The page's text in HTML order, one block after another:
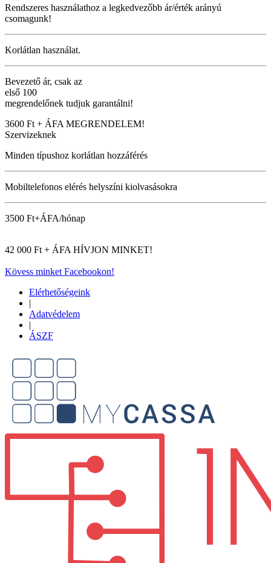
Rendszeres használathoz a legkedvezőbb ár/érték arányú
csomagunk!
Korlátlan használat.
Bevezető ár, csak az
első 100
megrendelőnek tudjuk garantálni!
3600 Ft + ÁFA MEGRENDELEM!
Szervizeknek
Minden típushoz korlátlan hozzáférés
Mobiltelefonos elérés helyszíni kiolvasásokra
3500 Ft+ÁFA/hónap
42 000 Ft + ÁFA HÍVJON MINKET!
Kövess minket Facebookon!
Elérhetőségeink
|
Adatvédelem
|
ÁSZF